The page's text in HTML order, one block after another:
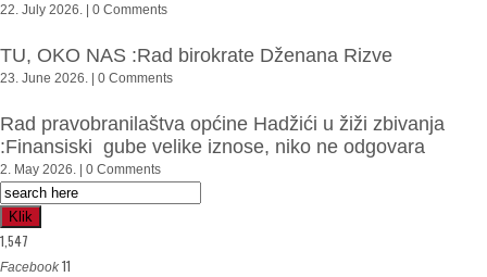
22. July 2026. | 0 Comments
TU, OKO NAS :Rad birokrate Dženana Rizve
23. June 2026. | 0 Comments
Rad pravobranilaštva općine Hadžići u žiži zbivanja
:Finansiski gube velike iznose, niko ne odgovara
2. May 2026. | 0 Comments
Klik
1,547
Facebook 11